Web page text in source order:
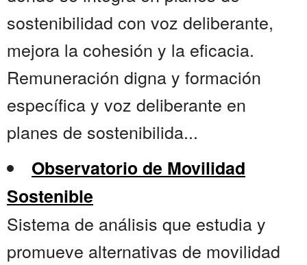
sostenibilidad con voz deliberante,
mejora la cohesión y la eficacia.
Remuneración digna y formación
específica y voz deliberante en
planes de sostenibilida...
Observatorio de Movilidad
Sostenible
Sistema de análisis que estudia y
promueve alternativas de movilidad